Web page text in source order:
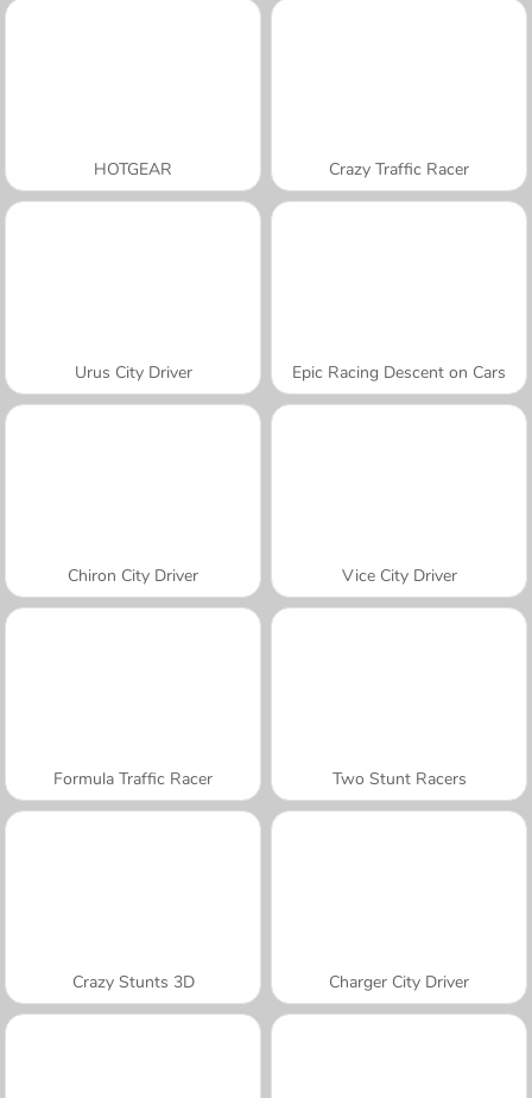
HOTGEAR Crazy Traffic Racer
Urus City Driver Epic Racing Descent on Cars
Chiron City Driver Vice City Driver
Formula Traffic Racer Two Stunt Racers
Crazy Stunts 3D Charger City Driver